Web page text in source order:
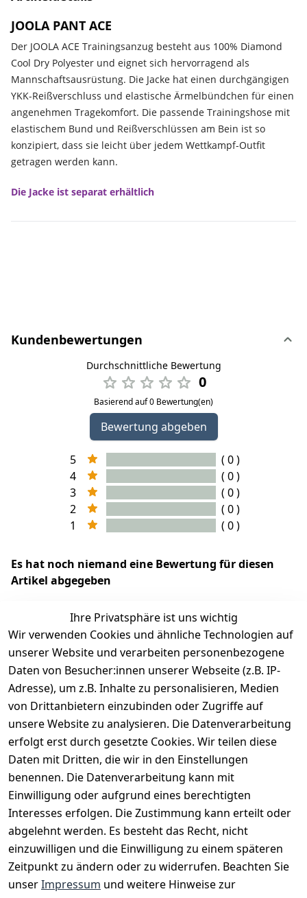
JOOLA PANT ACE
Der JOOLA ACE Trainingsanzug besteht aus 100% Diamond
Cool Dry Polyester und eignet sich hervorragend als
Mannschaftsausrüstung. Die Jacke hat einen durchgängigen
YKK-Reißverschluss und elastische Ärmelbündchen für einen
angenehmen Tragekomfort. Die passende Trainingshose mit
elastischem Bund und Reißverschlüssen am Bein ist so
konzipiert, dass sie leicht über jedem Wettkampf-Outfit
getragen werden kann.
Die Jacke ist separat erhältlich
Kundenbewertungen
Durchschnittliche Bewertung
0
Basierend auf 0 Bewertung(en)
Bewertung abgeben
5
( 0 )
4
( 0 )
3
( 0 )
2
( 0 )
1
( 0 )
Es hat noch niemand eine Bewertung für diesen
Artikel abgegeben
EU-Verantwortliche Person - klicken Sie für Details
Ihre Privatsphäre ist uns wichtig
Wir verwenden Cookies und ähnliche Technologien auf
unserer Website und verarbeiten personenbezogene
Daten von Besucher:innen unserer Webseite (z.B. IP-
Adresse), um z.B. Inhalte zu personalisieren, Medien
von Drittanbietern einzubinden oder Zugriffe auf
unsere Website zu analysieren. Die Datenverarbeitung
erfolgt erst durch gesetzte Cookies. Wir teilen diese
Daten mit Dritten, die wir in den Einstellungen
benennen. Die Datenverarbeitung kann mit
Einwilligung oder aufgrund eines berechtigten
Interesses erfolgen. Die Zustimmung kann erteilt oder
abgelehnt werden. Es besteht das Recht, nicht
einzuwilligen und die Einwilligung zu einem späteren
Zeitpunkt zu ändern oder zu widerrufen. Beachten Sie
unserImpressum und weitere Hinweise zur
Rechtliches
AGB
Impressum
Datenschutze
Services
Kontakt
Registrieren
Katalog
Zahlungsm
öglichkeite
n
Vorkasse
PayPal
Versanddie
nstleister
Post